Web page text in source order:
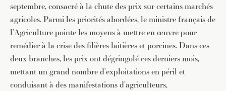
septembre, consacré à la chute des prix sur certains marchés
agricoles. Parmi les priorités abordées, le ministre français de
l’Agriculture pointe les moyens à mettre en œuvre pour
remédier à la crise des filières laitières et porcines. Dans ces
deux branches, les prix ont dégringolé ces derniers mois,
mettant un grand nombre d’exploitations en péril et
conduisant à des manifestations d’agriculteurs,